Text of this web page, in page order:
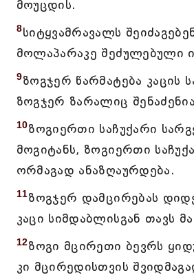
მოუცდის.
8სიტყვამრავალს
მოლაპარაკე შეძულებული
9ზოგჯერ წარმატება კაცის
ზოგჯერ ზარალიც
10ზოგიერთი საჩუქარი
მოგიტანს, ზოგიერთი
ორმაგად ანაზღაურდება.
11ზოგჯერ დამცირებას
კაცი სიმდაბლისგან თავს
12ზოგი მცირეთი ბევრს
კი მცირედისთვის